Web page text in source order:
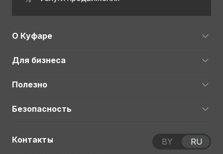
О Куфаре
Для бизнеса
Полезно
Безопасность
Контакты BY RU